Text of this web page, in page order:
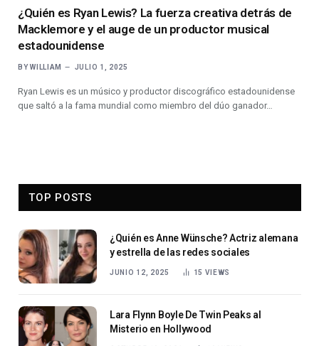
¿Quién es Ryan Lewis? La fuerza creativa detrás de
Macklemore y el auge de un productor musical
estadounidense
BY WILLIAM JULIO 1, 2025
Ryan Lewis es un músico y productor discográfico estadounidense
que saltó a la fama mundial como miembro del dúo ganador…
TOP POSTS
¿Quién es Anne Wünsche? Actriz alemana
y estrella de las redes sociales
JUNIO 12, 2025 15 VIEWS
Lara Flynn Boyle De Twin Peaks al
Misterio en Hollywood